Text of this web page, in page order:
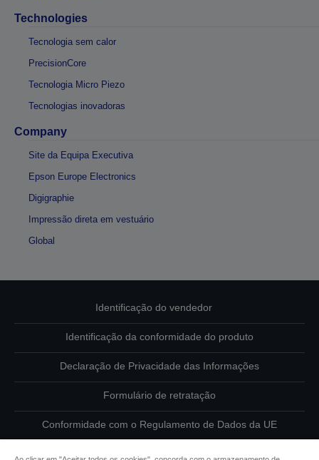
Technologies
Tecnologia sem calor
PrecisionCore
Tecnologia Micro Piezo
Tecnologias inovadoras
Company
Site da Equipa Executiva
Epson Europe Electronics
Digigraphie
Impressão direta em vestuário
Global
Identificação do vendedor
Identificação da conformidade do produto
Declaração de Privacidade das Informações
Formulário de retratação
Conformidade com o Regulamento de Dados da UE